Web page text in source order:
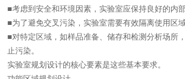
■考虑到安全和环境因素，实验室应保持良好的内部
■为了避免交叉污染，实验室需要有效隔离使用区域
■对特定区域，如样品准备、储存和检测分析场所
止污染。
实验室规划设计的核心要素是这些基本要求。